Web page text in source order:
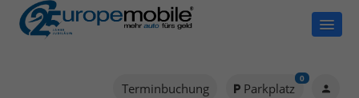
Terminbuchung Parkplatz
0